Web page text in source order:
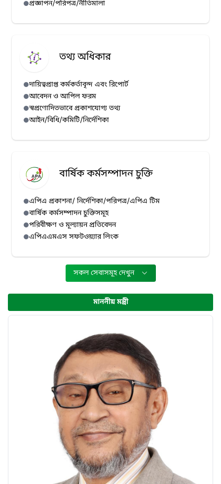
হাম প্রেস রিলিজ (১২/০৭/২০২৬)
হাম প্রেস রিলিজ (১১/০৭/২০২৬)
হাম প্রেস রিলিজ (০৯/০৭/২০২৬)
প্রজ্ঞাপন/পরিপত্র/নীতিমালা
তথ্য অধিকার
দায়িত্বপ্রাপ্ত কর্মকর্তাবৃন্দ এবং রিপোর্ট
আবেদন ও আপিল ফরম
স্বপ্রণোদিতভাবে প্রকাশযোগ্য তথ্য
আইন/বিধি/কমিটি/নির্দেশিকা
বার্ষিক কর্মসম্পাদন চুক্তি
এপিএ প্রকাশনা/ নির্দেশিকা/পরিপত্র/এপিএ টিম
বার্ষিক কর্মসম্পাদন চুক্তিসমূহ
পরিবীক্ষণ ও মূল্যায়ন প্রতিবেদন
এপিএএমএস সফটওয়্যার লিংক
সকল সেবাসমূহ দেখুন
মাননীয় মন্ত্রী